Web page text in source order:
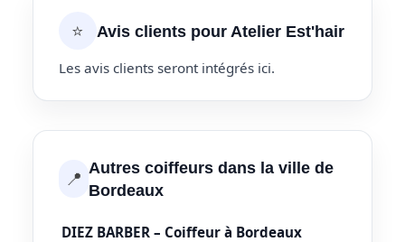
⭐ Avis clients pour Atelier Est'hair
Les avis clients seront intégrés ici.
📍 Autres coiffeurs dans la ville de
Bordeaux
DIEZ BARBER – Coiffeur à Bordeaux